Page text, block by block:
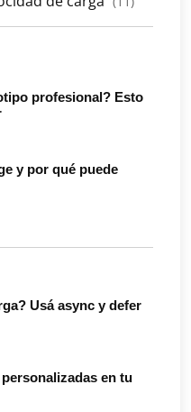
profesional? Esto
y por qué puede
Usá async y defer
en tu